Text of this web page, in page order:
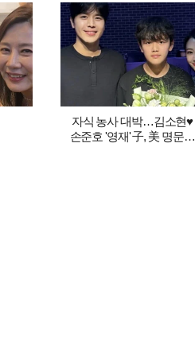
자식 농사 대박…김소현♥
손준호 '영재' 子, 美 명문대